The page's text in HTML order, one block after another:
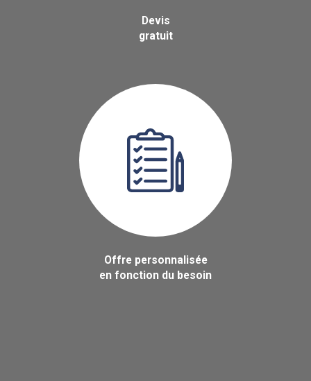
Devis
gratuit
Offre personnalisée
en fonction du besoin